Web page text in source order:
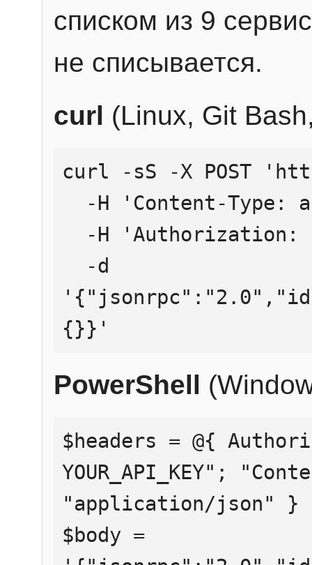
списком из 9
не списывается.
curl (Linux, Git
curl -sS -X POST
{}}'
PowerShell
$headers = @{
YOUR_API_KEY";
"application/json" }
$body =